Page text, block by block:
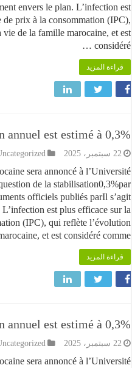
envers le plan.
de prix à la consommation
de la vie de la famille
المزيد
annuel est estimé à
Uncategorized
Marocaine sera annoncé à
la question de la
documents officiels publiés parIl
plan. L’infection est plus
(IPC), qui reflète
marocaine, et est considéré
المزيد
annuel est estimé à
Uncategorized
Marocaine sera annoncé à